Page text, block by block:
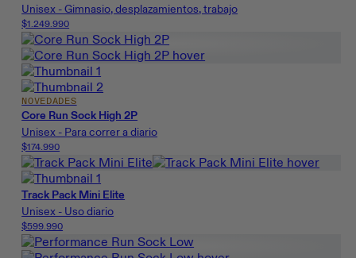
Unisex - Gimnasio, desplazamientos, trabajo
$1.249.990
NOVEDADES
Core Run Sock High 2P
Unisex - Para correr a diario
$174.990
Track Pack Mini Elite
Unisex - Uso diario
$599.990